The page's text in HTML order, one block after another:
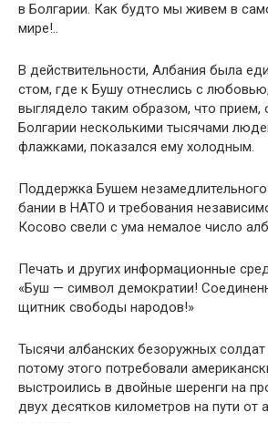
в Болгарии. Как будто мы живем в
мире!..
В действительности, Албания была
стом, где к Бушу отнеслись с
выгляде­ло таким образом, что прием,
Болгарии несколькими тысячами
флажка­ми, показался ему холодным.
Поддержка Бушем
бании в НАТО и требования
Косово свели с ума немалое число
Печать и других информационные
«Буш — символ демократии!
щитник свободы народов!»
Тысячи албанских безоружных солдат
потому этого потребовали
выстрои­лись в двойные шеренги на
двух десят­ков километров на пути от